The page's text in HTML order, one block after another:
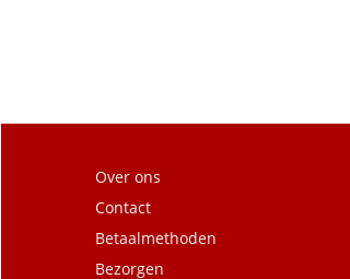
Over ons
Contact
Betaalmethoden
Bezorgen